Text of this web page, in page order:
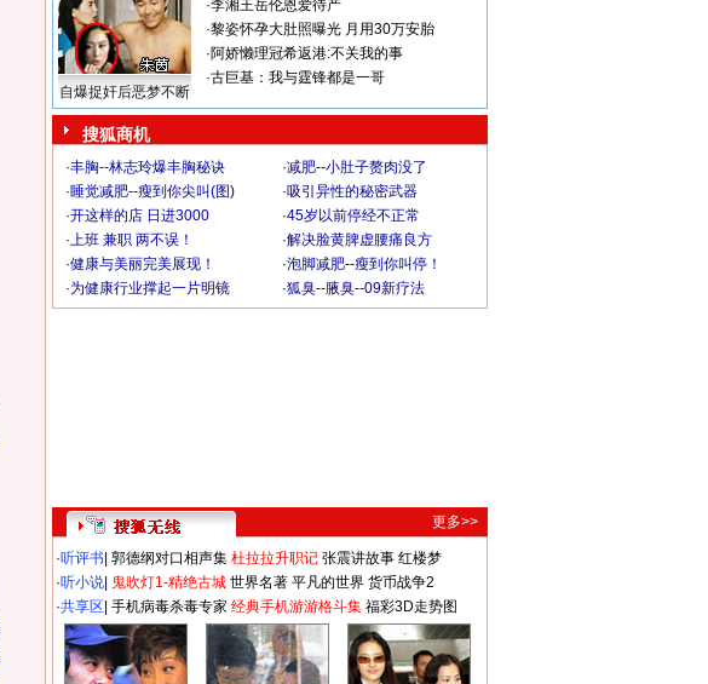
自爆捉奸后恶梦不断
·李湘王岳伦恩爱待产
·黎姿怀孕大肚照曝光 月用30万安胎
·阿娇懒理冠希返港:不关我的事
·古巨基：我与霆锋都是一哥
搜狐商机
·丰胸--林志玲爆丰胸秘诀 ·减肥--小肚子赘肉没了
·睡觉减肥--瘦到你尖叫(图) ·吸引异性的秘密武器
·开这样的店 日进3000 ·45岁以前停经不正常
·上班 兼职 两不误！ ·解决脸黄脾虚腰痛良方
·健康与美丽完美展现！ ·泡脚减肥--瘦到你叫停！
·为健康行业撑起一片明镜 ·狐臭--腋臭--09新疗法
更多>>
·听评书 郭德纲对口相声集 杜拉拉升职记 张震讲故事 红楼梦
·听小说 鬼吹灯1-精绝古城 世界名著 平凡的世界 货币战争2
·共享区 手机病毒杀毒专家 经典手机游游格斗集 福彩3D走势图